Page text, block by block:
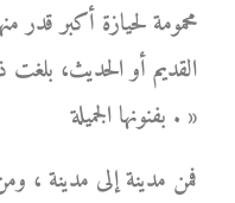
محمومة لحيازة أكبر قدر
القديم أو الحديث، بلغت
بفنونها الجميلة . »
فمن مدينة إلى مدينة ،